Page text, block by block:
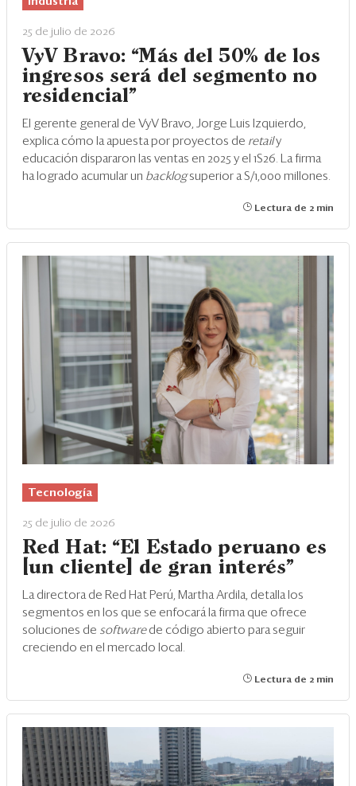
25 de julio de 2026
VyV Bravo: “Más del 50% de los
ingresos será del segmento no
residencial”
El gerente general de VyV Bravo, Jorge Luis Izquierdo,
explica cómo la apuesta por proyectos de retaily
educación dispararon las ventas en 2025 y el 1S26. La firma
ha logrado acumular un backlogsuperior a S/1,000 millones.
Lectura de 2 min
Tecnología
25 de julio de 2026
Red Hat: “El Estado peruano es
[un cliente] de gran interés”
La directora de Red Hat Perú, Martha Ardila, detalla los
segmentos en los que se enfocará la firma que ofrece
soluciones de software de código abierto para seguir
creciendo en el mercado local.
Lectura de 2 min